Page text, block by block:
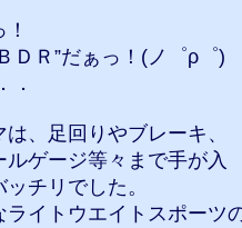
ＤＲ”だぁっ！(ノ゜ρ゜)
．
は、足回りやブレーキ、
ルゲージ等々まで手が入
チリでした。
ライトウエイトスポーツ